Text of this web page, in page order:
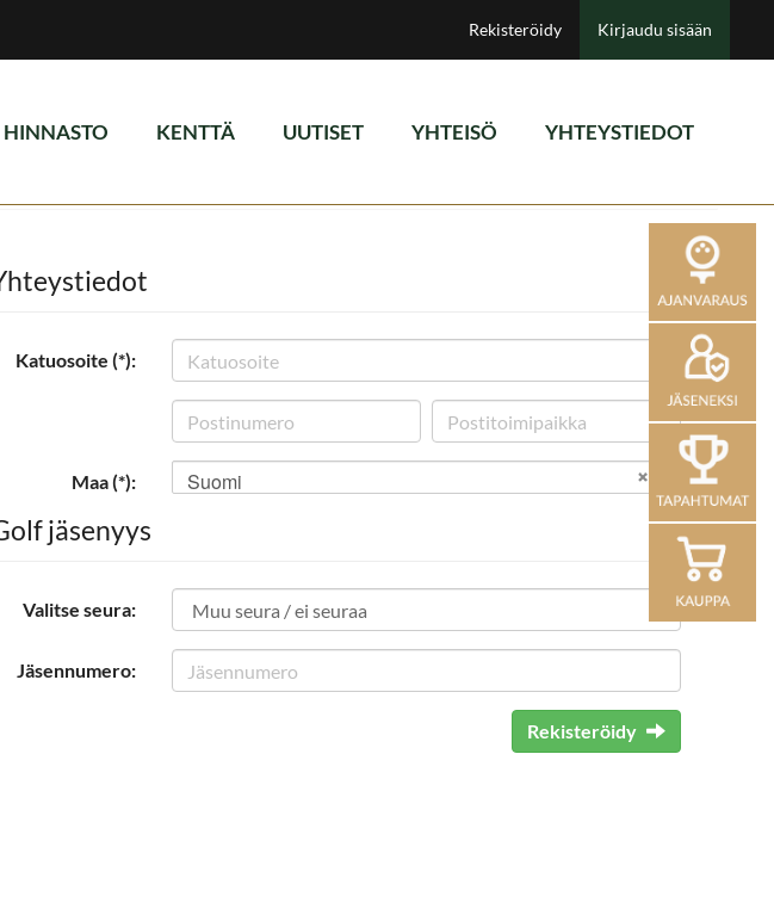
Rekisteröidy Kirjaudu sisään
HINNASTO KENTTÄ UUTISET YHTEISÖ YHTEYSTIEDOT
Katuosoite (*):
Maa (*): Suomi
jäsenyys
Valitse seura:
Jäsennumero:
Rekisteröidy